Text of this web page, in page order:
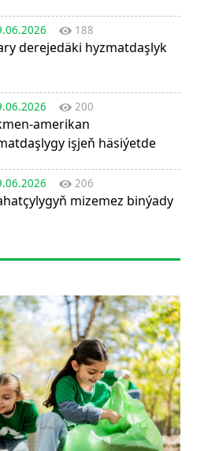
188
derejedäki hyzmatdaşlyk
200
amerikan
işjeň häsiýetde
206
mizemez binýady